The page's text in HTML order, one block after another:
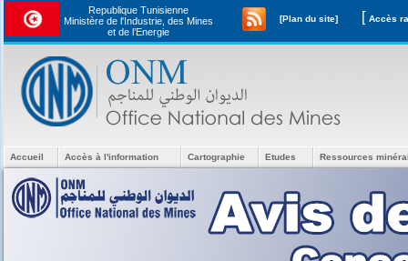
Republique Tunisienne
Ministère de l'Industrie, des Mines
et de l’Energie
[Plan du site] [
Accueil Accès à l'information Cartographie Etudes Ressources